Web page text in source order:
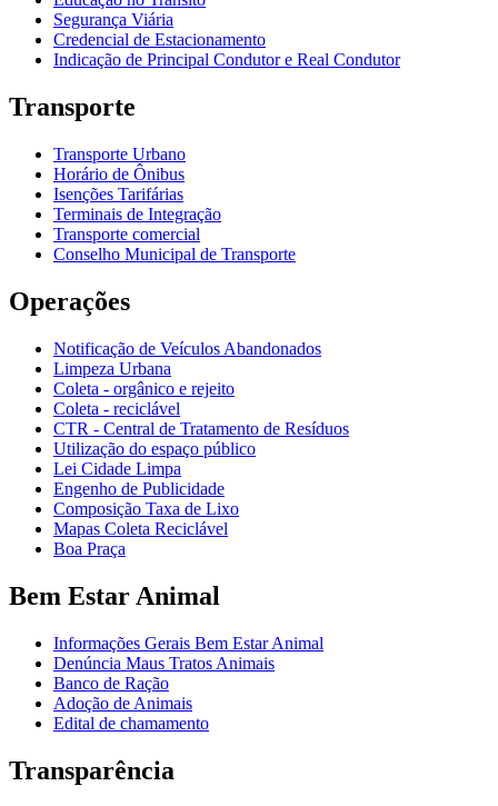
Segurança Viária
Credencial de Estacionamento
Indicação de Principal Condutor e Real Condutor
Transporte
Transporte Urbano
Horário de Ônibus
Isenções Tarifárias
Terminais de Integração
Transporte comercial
Conselho Municipal de Transporte
Operações
Notificação de Veículos Abandonados
Limpeza Urbana
Coleta - orgânico e rejeito
Coleta - reciclável
CTR - Central de Tratamento de Resíduos
Utilização do espaço público
Lei Cidade Limpa
Engenho de Publicidade
Composição Taxa de Lixo
Mapas Coleta Reciclável
Boa Praça
Bem Estar Animal
Informações Gerais Bem Estar Animal
Denúncia Maus Tratos Animais
Banco de Ração
Adoção de Animais
Edital de chamamento
Transparência